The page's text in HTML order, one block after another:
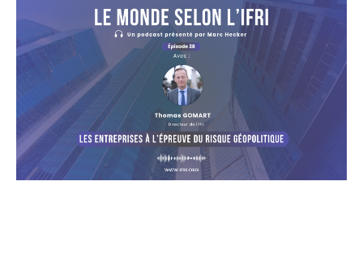
médiatique